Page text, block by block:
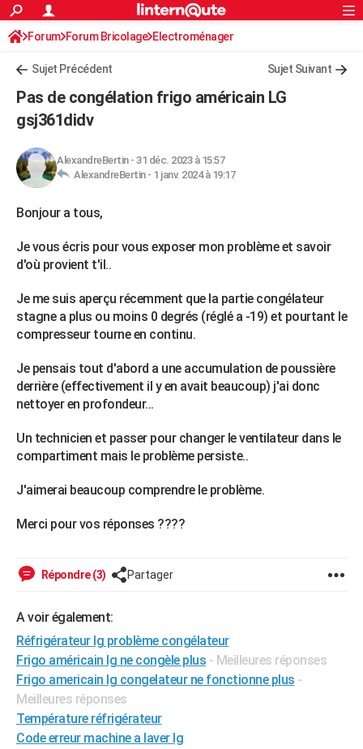
ACTUALITÉS
Politique
Société
Faits Divers
Education
Monde
Villes
+
Programme TV
Streaming
Cinéma
Sorties cinéma
Musique
FINANCE
Retraite
Impôts
Epargne
Immobilier
Risques naturels par ville
Banque
Assurance
Crédit
AUTO
Essais
Réserver un essai
Citadines
Berlines
SUV
Forum auto
+HIGH-TECH
Mobiles
Meilleur smartphone
Internet
Ordinateurs
Jeux vidéo
Guide high-tech
BRICOLAGE
Forum
Aménagement intérieur
Extérieur
Cuisine
Salle de bains
Jardinage
Rangement
WEEK-END
Art de vivre
Bien-être
Loisirs
Mode
Modes de vie
SANTE
Destinations
City break
Voyage nature
Voyage de noces
Forum
Climat
PHOTO
BONS PLANS
COPAINS D'AVANT
AVIS DE DÉCÈS
FORUM
Bricolage
Lifestyle
Culture
Sport
Auto
Television
Voyage
Cinema
S'inscrire
Connexion
Forum Forum Bricolage Electroménager
Sujet Précédent Sujet Suivant
Pas de congélation frigo américain LG
gsj361didv
AlexandreBertin- 31 déc. 2023 à 15:57
AlexandreBertin - 1 janv. 2024 à 19:17
Bonjour a tous,
Je vous écris pour vous exposer mon problème et savoir
d'où provient t'il..
Je me suis aperçu récemment que la partie congélateur
stagne a plus ou moins 0 degrés (réglé a -19) et pourtant le
compresseur tourne en continu.
Je pensais tout d'abord a une accumulation de poussière
derrière (effectivement il y en avait beaucoup) j'ai donc
nettoyer en profondeur...
Un technicien et passer pour changer le ventilateur dans le
compartiment mais le problème persiste..
J'aimerai beaucoup comprendre le problème.
Merci pour vos réponses ????
Répondre (3) Partager
A voir également:
Réfrigérateur lg problème congélateur
Frigo américain lg ne congèle plus - Meilleures réponses
Frigo americain lg congelateur ne fonctionne plus -
Meilleures réponses
Température réfrigérateur
Code erreur machine a laver lg